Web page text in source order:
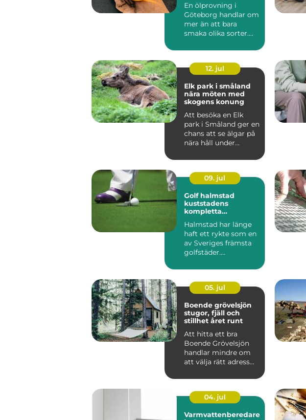
En ölprovning i
Göteborg handlar om
mer än att bara
smaka olika sorter.
12. jul
Elk park i småland
nära möten med
skogens konung
Att besöka en Elk
park i Småland ger en
chans att se älgar på
nära håll under
for...
09. jul
Golf halmstad
kuststadens
kompletta
Halmstad har länge
haft ett rykte som en
av Sveriges främsta
golfstäder.
havsnära b...
05. jul
Boende grövelsjön
stugor, fjäll och
stillhet året runt
Att hitta ett bra
Boende Grövelsjön
handlar mindre om
att välja rätt adress
vil...
04. jul
Varmvattenberedare